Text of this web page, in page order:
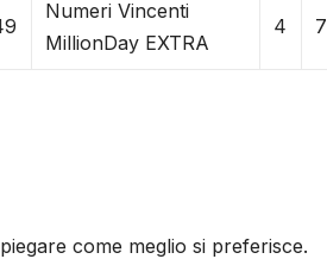
Numeri Vincenti
MillionDay EXTRA
4 7
come meglio si preferisce.